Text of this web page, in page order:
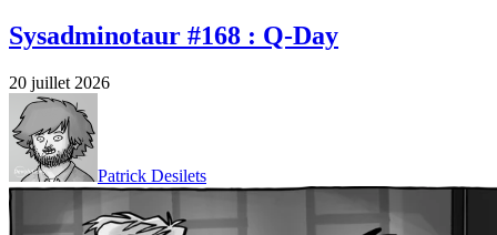
Sysadminotaur #168 : Q-Day
20 juillet 2026
Patrick Desilets